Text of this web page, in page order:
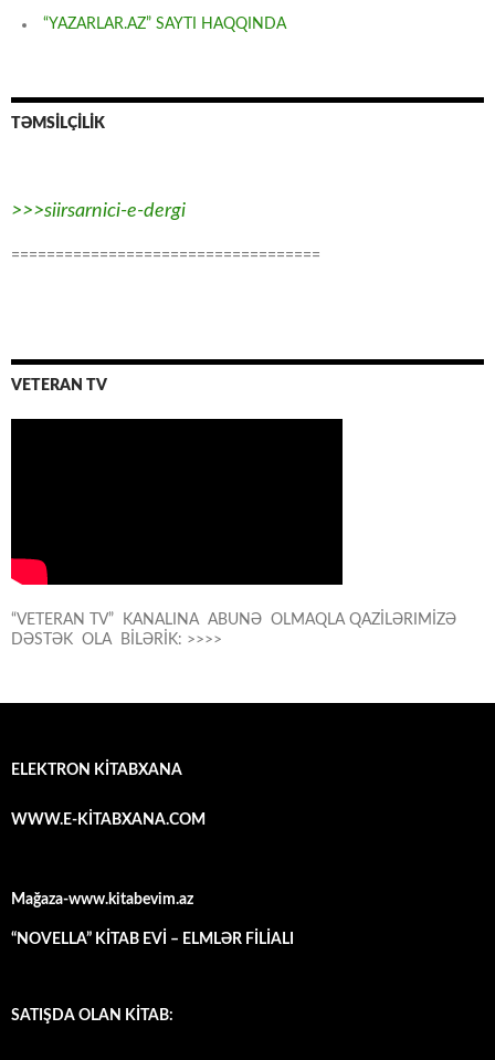
“YAZARLAR.AZ” SAYTI HAQQINDA
TƏMSİLÇİLİK
>>>siirsarnici-e-dergi
===================================
VETERAN TV
“VETERAN TV” KANALINA ABUNƏ OLMAQLA QAZİLƏRIMİZƏ
DƏSTƏK OLA BİLƏRİK: >>>>
ELEKTRON KİTABXANA
WWW.E-KİTABXANA.COM
Mağaza-www.kitabevim.az
“NOVELLA” KİTAB EVİ – ELMLƏR FİLİALI
SATIŞDA OLAN KİTAB: